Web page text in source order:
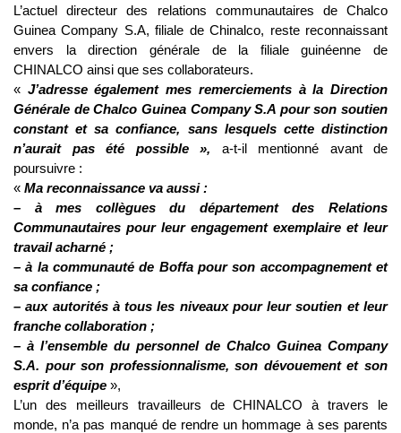
L’actuel directeur des relations communautaires de Chalco
Guinea Company S.A, filiale de Chinalco, reste reconnaissant
envers la direction générale de la filiale guinéenne de
CHINALCO ainsi que ses collaborateurs.
« J’adresse également mes remerciements à la Direction
Générale de Chalco Guinea Company S.A pour son soutien
constant et sa confiance, sans lesquels cette distinction
n’aurait pas été possible », a-t-il mentionné avant de
poursuivre :
« Ma reconnaissance va aussi :
– à mes collègues du département des Relations
Communautaires pour leur engagement exemplaire et leur
travail acharné ;
– à la communauté de Boffa pour son accompagnement et
sa confiance ;
– aux autorités à tous les niveaux pour leur soutien et leur
franche collaboration ;
– à l’ensemble du personnel de Chalco Guinea Company
S.A. pour son professionnalisme, son dévouement et son
esprit d’équipe »,
L’un des meilleurs travailleurs de CHINALCO à travers le
monde, n’a pas manqué de rendre un hommage à ses parents